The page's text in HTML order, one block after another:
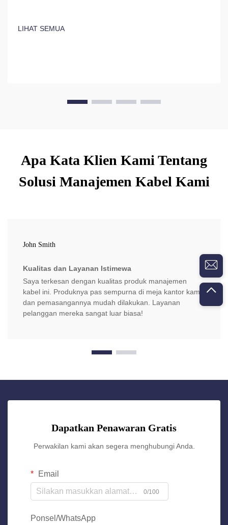
LIHAT SEMUA
Apa Kata Klien Kami Tentang
Solusi Manajemen Kabel Kami
John Smith
Kualitas dan Layanan Istimewa
Saya terkesan dengan kualitas produk manajemen
kabel ini. Produknya pas sempurna di meja kantor kami,
dan pemasangannya mudah dilakukan. Layanan
pelanggan mereka sangat luar biasa!
Dapatkan Penawaran Gratis
Perwakilan kami akan segera menghubungi Anda.
Email
0/100
Ponsel/WhatsApp